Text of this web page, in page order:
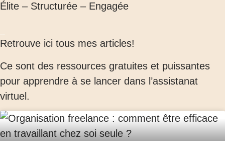
Élite – Structurée – Engagée
Retrouve ici tous mes articles!
Ce sont des ressources gratuites et puissantes
pour apprendre à se lancer dans l’assistanat
virtuel.